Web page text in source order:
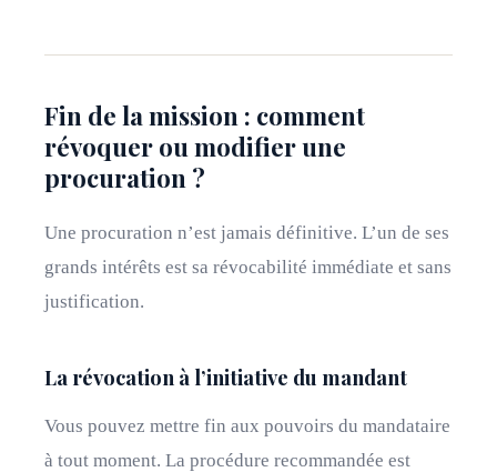
Fin de la mission : comment
révoquer ou modifier une
procuration ?
Une procuration n’est jamais définitive. L’un de ses
grands intérêts est sa révocabilité immédiate et sans
justification.
La révocation à l’initiative du mandant
Vous pouvez mettre fin aux pouvoirs du mandataire
à tout moment. La procédure recommandée est